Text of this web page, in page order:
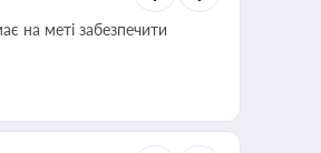
на меті забезпечити